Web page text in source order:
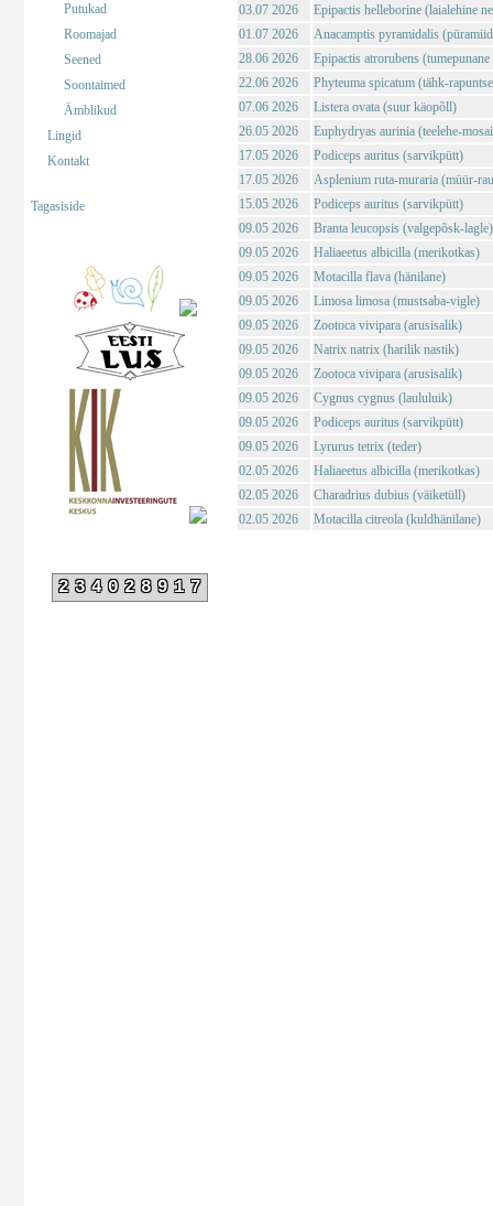
Putukad
Roomajad
Seened
Soontaimed
Ämblikud
Lingid
Kontakt
Tagasiside
234028917
03.07 2026
Epipactis helleborine (laialehine
01.07 2026
Anacamptis pyramidalis
28.06 2026
Epipactis atrorubens
22.06 2026
Phyteuma spicatum (tähk-
07.06 2026
Listera ovata (suur käopõll)
26.05 2026
Euphydryas aurinia (teelehe-
17.05 2026
Podiceps auritus (sarvikpütt)
17.05 2026
Asplenium ruta-muraria (müür-
15.05 2026
Podiceps auritus (sarvikpütt)
09.05 2026
Branta leucopsis (valgepõsk-lagle)
09.05 2026
Haliaeetus albicilla (merikotkas)
09.05 2026
Motacilla flava (hänilane)
09.05 2026
Limosa limosa (mustsaba-vigle)
09.05 2026
Zootoca vivipara (arusisalik)
09.05 2026
Natrix natrix (harilik nastik)
09.05 2026
Zootoca vivipara (arusisalik)
09.05 2026
Cygnus cygnus (laululuik)
09.05 2026
Podiceps auritus (sarvikpütt)
09.05 2026
Lyrurus tetrix (teder)
02.05 2026
Haliaeetus albicilla (merikotkas)
02.05 2026
Charadrius dubius (väiketüll)
02.05 2026
Motacilla citreola (kuldhänilane)